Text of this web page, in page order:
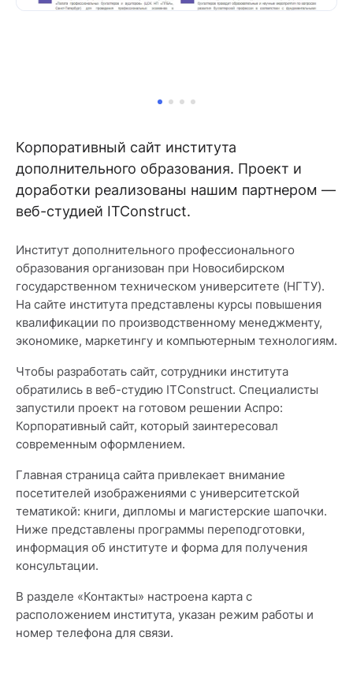
Корпоративный сайт института
дополнительного образования. Проект и
доработки реализованы нашим партнером —
веб-студией ITConstruct.
Институт дополнительного профессионального
образования организован при Новосибирском
государственном техническом университете (НГТУ).
На сайте института представлены курсы повышения
квалификации по производственному менеджменту,
экономике, маркетингу и компьютерным технологиям.
Чтобы разработать сайт, сотрудники института
обратились в веб-студию ITConstruct. Специалисты
запустили проект на готовом решении Аспро:
Корпоративный сайт, который заинтересовал
современным оформлением.
Главная страница сайта привлекает внимание
посетителей изображениями с университетской
тематикой: книги, дипломы и магистерские шапочки.
Ниже представлены программы переподготовки,
информация об институте и форма для получения
консультации.
В разделе «Контакты» настроена карта с
расположением института, указан режим работы и
номер телефона для связи.